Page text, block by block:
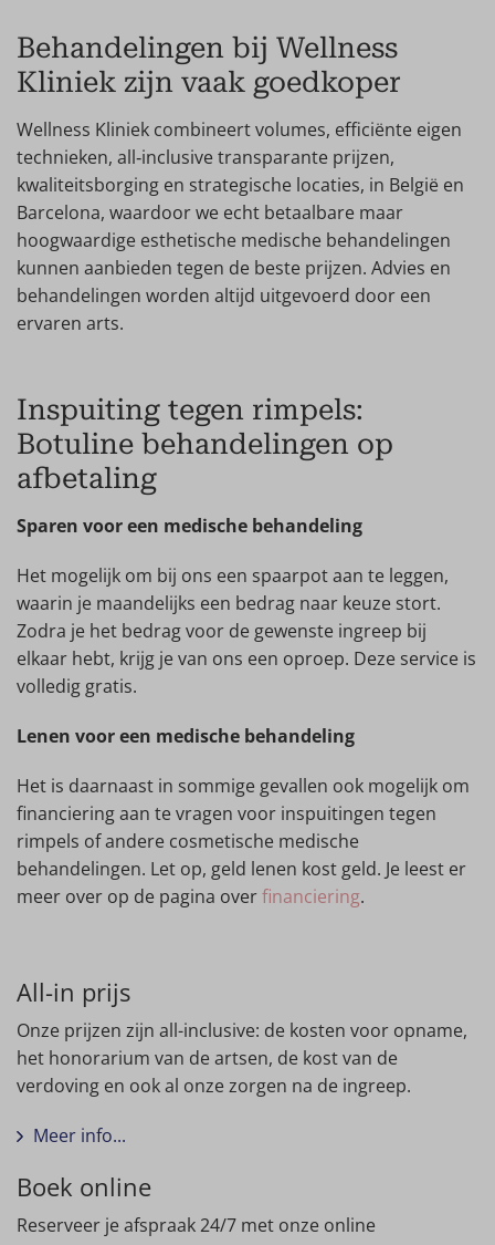
Behandelingen bij Wellness
Kliniek zijn vaak goedkoper
Wellness Kliniek combineert volumes, efficiënte eigen
technieken, all‑inclusive transparante prijzen,
kwaliteitsborging en strategische locaties, in België en
Barcelona, waardoor we echt betaalbare maar
hoogwaardige esthetische medische behandelingen
kunnen aanbieden tegen de beste prijzen. Advies en
behandelingen worden altijd uitgevoerd door een
ervaren arts.
Inspuiting tegen rimpels:
Botuline behandelingen op
afbetaling
Sparen voor een medische behandeling
Het mogelijk om bij ons een spaarpot aan te leggen,
waarin je maandelijks een bedrag naar keuze stort.
Zodra je het bedrag voor de gewenste ingreep bij
elkaar hebt, krijg je van ons een oproep. Deze service is
volledig gratis.
Lenen voor een medische behandeling
Het is daarnaast in sommige gevallen ook mogelijk om
financiering aan te vragen voor inspuitingen tegen
rimpels of andere cosmetische medische
behandelingen. Let op, geld lenen kost geld. Je leest er
meer over op de pagina overfinanciering.
All-in prijs
Onze prijzen zijn all-inclusive: de kosten voor opname,
het honorarium van de artsen, de kost van de
verdoving en ook al onze zorgen na de ingreep.
Meer info...
Boek online
Reserveer je afspraak 24/7 met onze online